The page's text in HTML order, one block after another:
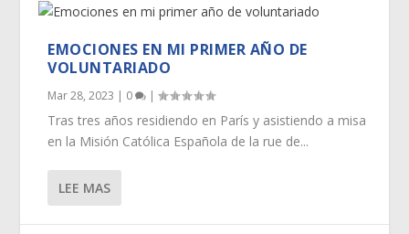
EMOCIONES EN MI PRIMER AÑO DE
VOLUNTARIADO
Mar 28, 2023 | 0 |
Tras tres años residiendo en París y asistiendo a misa
en la Misión Católica Española de la rue de...
LEE MAS